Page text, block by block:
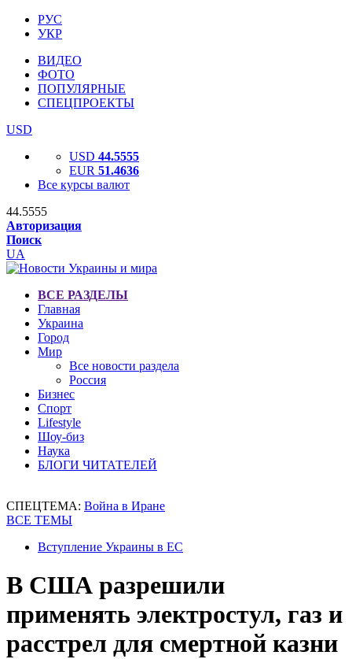
РУС
УКР
ВИДЕО
ФОТО
ПОПУЛЯРНЫЕ
СПЕЦПРОЕКТЫ
USD
USD 44.5555
EUR 51.4636
Все курсы валют
44.5555
Авторизация
Поиск
UA
ВСЕ РАЗДЕЛЫ
Главная
Украина
Город
Мир
Все новости раздела
Россия
Бизнес
Спорт
Lifestyle
Шоу-биз
Наука
БЛОГИ ЧИТАТЕЛЕЙ
СПЕЦТЕМА: Война в Иране
ВСЕ ТЕМЫ
Вступление Украины в ЕС
В США разрешили
применять электростул, газ и
расстрел для смертной казни